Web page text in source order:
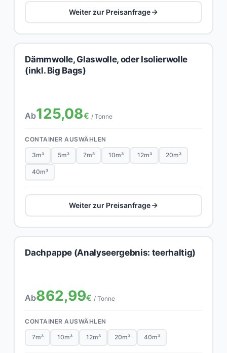
Weiter zur Preisanfrage
Dämmwolle, Glaswolle, oder Isolierwolle
(inkl. Big Bags)
Ab125,08€ / Tonne
CONTAINER AUSWÄHLEN
3m³ 5m³ 7m³ 10m³ 12m³ 20m³
40m³
Weiter zur Preisanfrage
Dachpappe (Analyseergebnis: teerhaltig)
Ab862,99€ / Tonne
CONTAINER AUSWÄHLEN
7m³ 10m³ 12m³ 20m³ 40m³